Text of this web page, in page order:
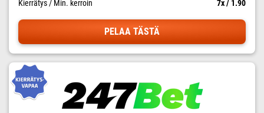
Kierrätys / Min. kerroin 7x / 1.90
PELAA TÄSTÄ